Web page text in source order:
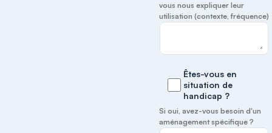
vous nous expliquer leur
utilisation (contexte, fréquence)
Êtes-vous en
situation de
handicap ?
Si oui, avez-vous besoin d'un
aménagement spécifique ?